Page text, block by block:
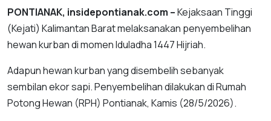
PONTIANAK, insidepontianak.com –Kejaksaan Tinggi
(Kejati) Kalimantan Barat melaksanakan penyembelihan
hewan kurban di momen Iduladha 1447 Hijriah.
Adapun hewan kurban yang disembelih sebanyak
sembilan ekor sapi. Penyembelihan dilakukan di Rumah
Potong Hewan (RPH) Pontianak, Kamis (28/5/2026).